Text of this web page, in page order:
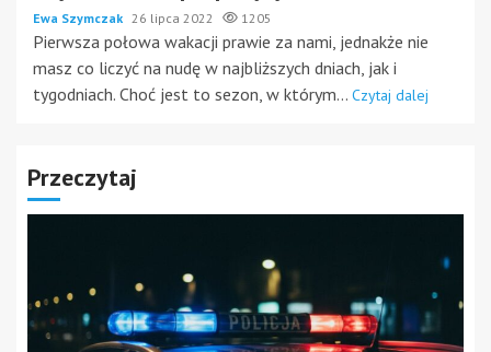
Ewa Szymczak 26 lipca 2022 1205
Pierwsza połowa wakacji prawie za nami, jednakże nie
masz co liczyć na nudę w najbliższych dniach, jak i
tygodniach. Choć jest to sezon, w którym... Czytaj dalej
Przeczytaj